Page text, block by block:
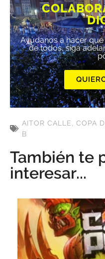
Ayúdanos a hacer
de todos, siga
AITOR CALLE, COPA
B
También te
interesar...